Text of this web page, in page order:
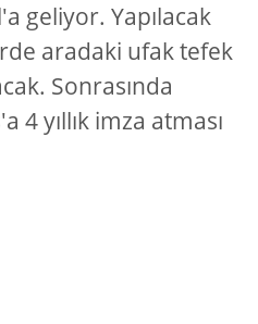
geliyor. Yapılacak
aradaki ufak tefek
Sonrasında
4 yıllık imza atması